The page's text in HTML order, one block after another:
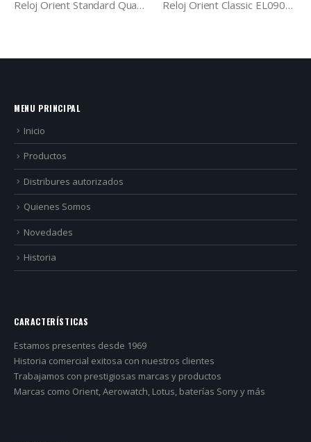
Reloj Orient Standard Quartz GW00001W Reloj Orient Classic EL09001W
MENU PRINCIPAL
Inicio
Productos
Distribures autorizados
Quienes Somos
Novedades
Historia
CARACTERÍSTICAS
Estamos presentes desde 1969
Historia comercial exitosa con nuestros clientes
Trabajamos con prestigiosas marcas y productos
Marcas como Orient, Aerowatch, Lotus, baterías Sony y más